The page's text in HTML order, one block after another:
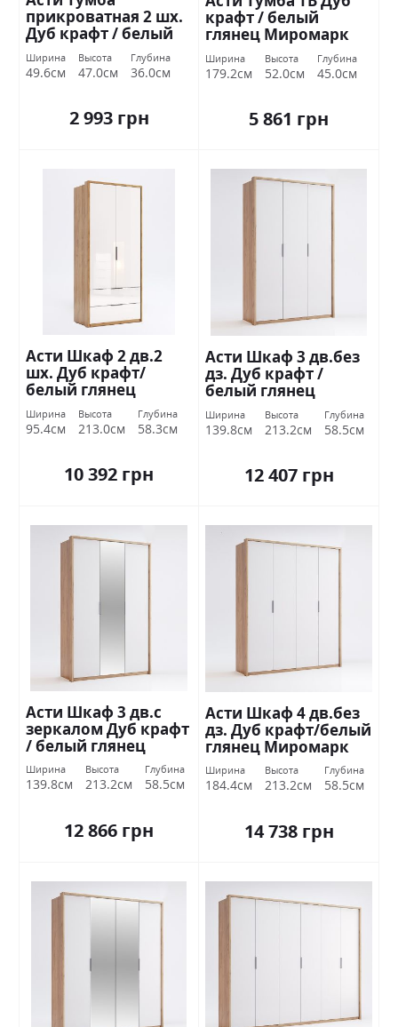
прикроватная 2 шх.
Дуб крафт / белый
глянец Миромарк
Ширина
49.6см
Высота
47.0см
Глубина
36.0см
2 993 грн
крафт / белый
глянец Миромарк
Ширина
179.2см
Высота
52.0см
Глубина
45.0см
5 861 грн
Асти Шкаф 2 дв.2
шх. Дуб крафт/
белый глянец
Миромарк
Ширина
95.4см
Высота
213.0см
Глубина
58.3см
10 392 грн
Асти Шкаф 3 дв.без
дз. Дуб крафт /
белый глянец
Миромарк
Ширина
139.8см
Высота
213.2см
Глубина
58.5см
12 407 грн
Асти Шкаф 3 дв.с
зеркалом Дуб крафт
/ белый глянец
Миромарк
Ширина
139.8см
Высота
213.2см
Глубина
58.5см
12 866 грн
Асти Шкаф 4 дв.без
дз. Дуб крафт/белый
глянец Миромарк
Ширина
184.4см
Высота
213.2см
Глубина
58.5см
14 738 грн